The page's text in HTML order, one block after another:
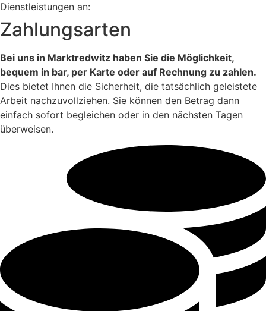
Dienstleistungen an:
Zahlungsarten
Bei uns in Marktredwitz haben Sie die Möglichkeit,
bequem in bar, per Karte oder auf Rechnung zu zahlen.
Dies bietet Ihnen die Sicherheit, die tatsächlich geleistete
Arbeit nachzuvollziehen. Sie können den Betrag dann
einfach sofort begleichen oder in den nächsten Tagen
überweisen.